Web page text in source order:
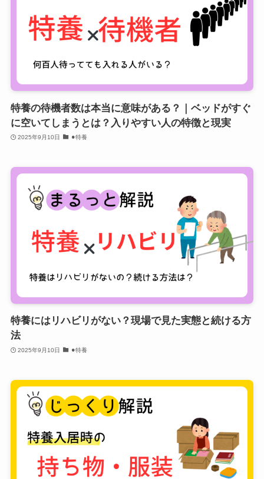
特養の待機者数は本当に意味がある？｜ベッドがすぐ
に空いてしまうとは？入りやすい人の特徴と現実
2025年9月10日 ⚫︎特養
特養にはリハビリがない？現場で見た実態と続ける方
法
2025年9月10日 ⚫︎特養